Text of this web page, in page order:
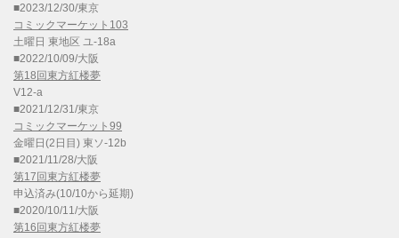
■2023/12/30/東京
コミックマーケット103
土曜日 東地区 ユ-18a
■2022/10/09/大阪
第18回東方紅楼夢
V12-a
■2021/12/31/東京
コミックマーケット99
金曜日(2日目) 東ソ-12b
■2021/11/28/大阪
第17回東方紅楼夢
申込済み(10/10から延期)
■2020/10/11/大阪
第16回東方紅楼夢